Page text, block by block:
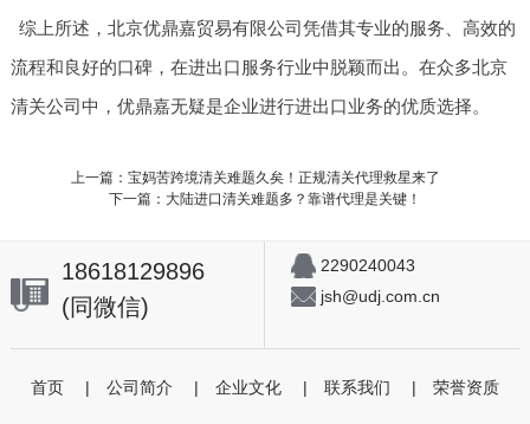
综上所述，北京优鼎嘉贸易有限公司凭借其专业的服务、高效的
流程和良好的口碑，在进出口服务行业中脱颖而出。在众多北京
清关公司中，优鼎嘉无疑是企业进行进出口业务的优质选择。
上一篇：宝妈苦跨境清关难题久矣！正规清关代理救星来了
下一篇：大陆进口清关难题多？靠谱代理是关键！
18618129896
(同微信)
2290240043
jsh@udj.com.cn
首页 | 公司简介 | 企业文化 | 联系我们 | 荣誉资质